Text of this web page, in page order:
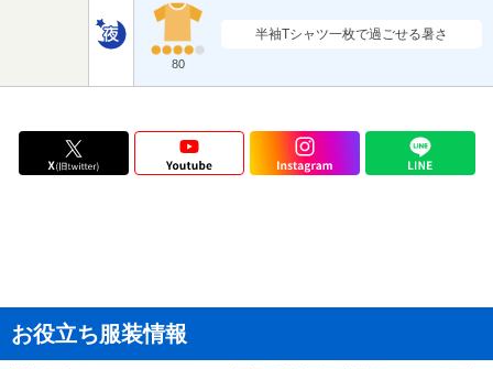
80
半袖Tシャツ一枚で過ごせる暑さ
お役立ち服装情報